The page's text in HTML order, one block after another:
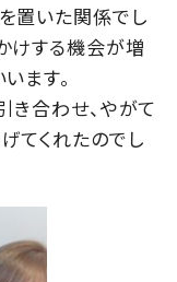
置いた関係でし
けする機会が増
ます。
合わせ、やがて
てくれたのでし